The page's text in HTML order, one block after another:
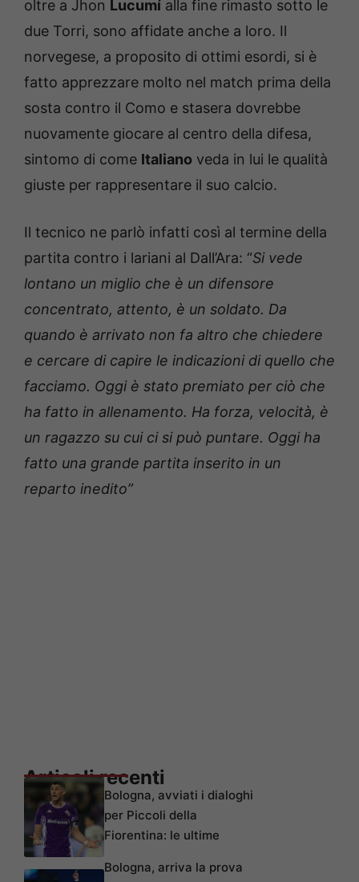
oltre a Jhon Lucumí alla fine rimasto sotto le
due Torri, sono affidate anche a loro. Il
norvegese, a proposito di ottimi esordi, si è
fatto apprezzare molto nel match prima della
sosta contro il Como e stasera dovrebbe
nuovamente giocare al centro della difesa,
sintomo di come Italiano veda in lui le qualità
giuste per rappresentare il suo calcio.
Il tecnico ne parlò infatti così al termine della
partita contro i lariani al Dall’Ara: “Si vede
lontano un miglio che è un difensore
concentrato, attento, è un soldato. Da
quando è arrivato non fa altro che chiedere
e cercare di capire le indicazioni di quello che
facciamo. Oggi è stato premiato per ciò che
ha fatto in allenamento. Ha forza, velocità, è
un ragazzo su cui ci si può puntare. Oggi ha
fatto una grande partita inserito in un
reparto inedito”
Articoli recenti
Bologna, avviati i dialoghi
per Piccoli della
Fiorentina: le ultime
Bologna, arriva la prova